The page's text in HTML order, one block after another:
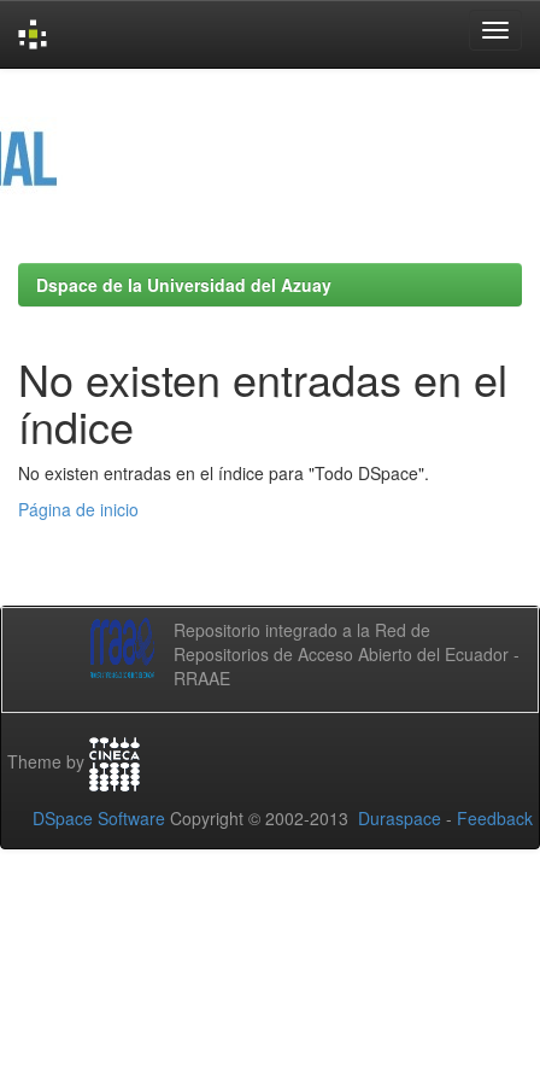
Dspace de la Universidad del Azuay
No existen entradas en el
índice
No existen entradas en el índice para "Todo DSpace".
Página de inicio
Repositorio integrado a la Red de
Repositorios de Acceso Abierto del Ecuador -
RRAAE
Theme by
DSpace Software Copyright © 2002-2013 Duraspace - Feedback